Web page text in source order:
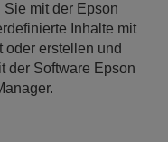
mit der Epson
Inhalte mit
oder erstellen und
der Software Epson